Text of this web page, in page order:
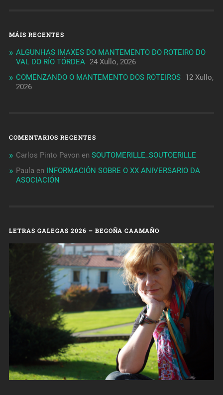
MÁIS RECENTES
ALGUNHAS IMAXES DO MANTEMENTO DO ROTEIRO DO
VAL DO RÍO TÓRDEA 24 Xullo, 2026
COMENZANDO O MANTEMENTO DOS ROTEIROS 12 Xullo,
2026
COMENTARIOS RECENTES
Carlos Pinto Pavon en SOUTOMERILLE_SOUTOERILLE
Paula en INFORMACIÓN SOBRE O XX ANIVERSARIO DA
ASOCIACIÓN
LETRAS GALEGAS 2026 – BEGOÑA CAAMAÑO